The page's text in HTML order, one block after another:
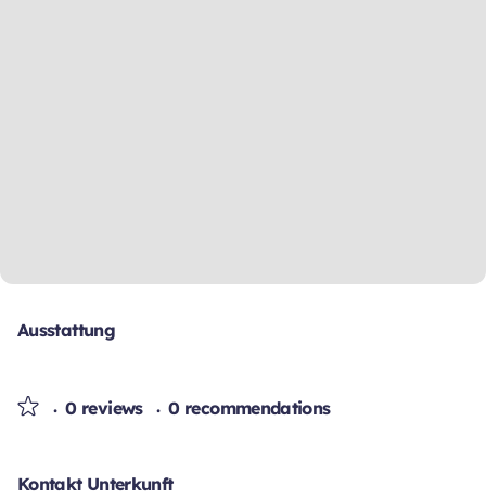
Ausstattung
0 reviews 0 recommendations
Kontakt Unterkunft